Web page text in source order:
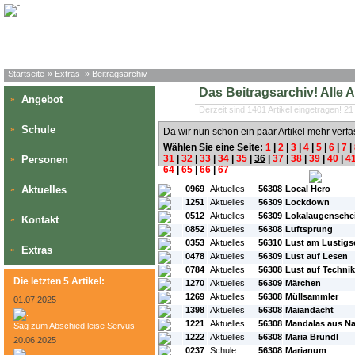
Startseite » Extras » Beitragsarchiv
» Angebot
» Schule
» Personen
» Aktuelles
» Kontakt
» Extras
Die letzten 5 Artikel:
01.07.2025
Sag zum Abschied leise Servus
20.06.2025
Das Beitragsarchiv! Alle
Derzeit sind 1401 Artikel eingetragen!
Da wir nun schon ein paar Artikel mehr
Wählen Sie eine Seite: 1 2 3 4 5 6 7
31
32 33 34 35 36 37 38 39 40
64|65|66|67
#L: #ID: #Rubrik:
0969 Aktuelles 56308 Local Hero
1251 Aktuelles 56309 Lockdown
0512 Aktuelles 56309
0852 Aktuelles 56308 Luftsprung
0353 Aktuelles 56310 Lust am
0478 Aktuelles 56309 Lust auf Lesen
0784 Aktuelles 56308 Lust auf Technik
1270 Aktuelles 56309 Märchen
1269 Aktuelles 56308 Müllsammler
1398 Aktuelles 56308 Maiandacht
1221 Aktuelles 56308 Mandalas aus
1222 Aktuelles 56308 Maria Bründl
0237 Schule 56308 Marianum